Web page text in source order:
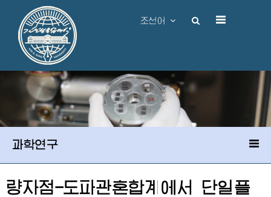
조선어
과학연구
량자점-도파관혼합계에서 단일플